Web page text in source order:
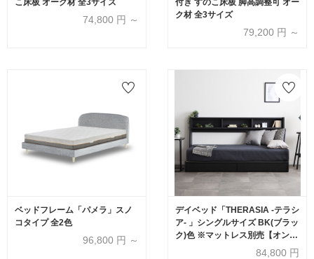
こ床板 オーク材 全3サイズ
74,800 円 ～
付き すのこ床板 脚高調整可 オー
ク材 全3サイズ
79,200 円 ～
ベッドフレーム「パメラ」スノ
コタイプ 全2色
96,800 円 ～
デイベッド「THERASIA -テラシ
ア- 」シングルサイズ BK(ブラッ
ク)色 ※マットレス別売【オンラ
インショップ限定品】84,800 円